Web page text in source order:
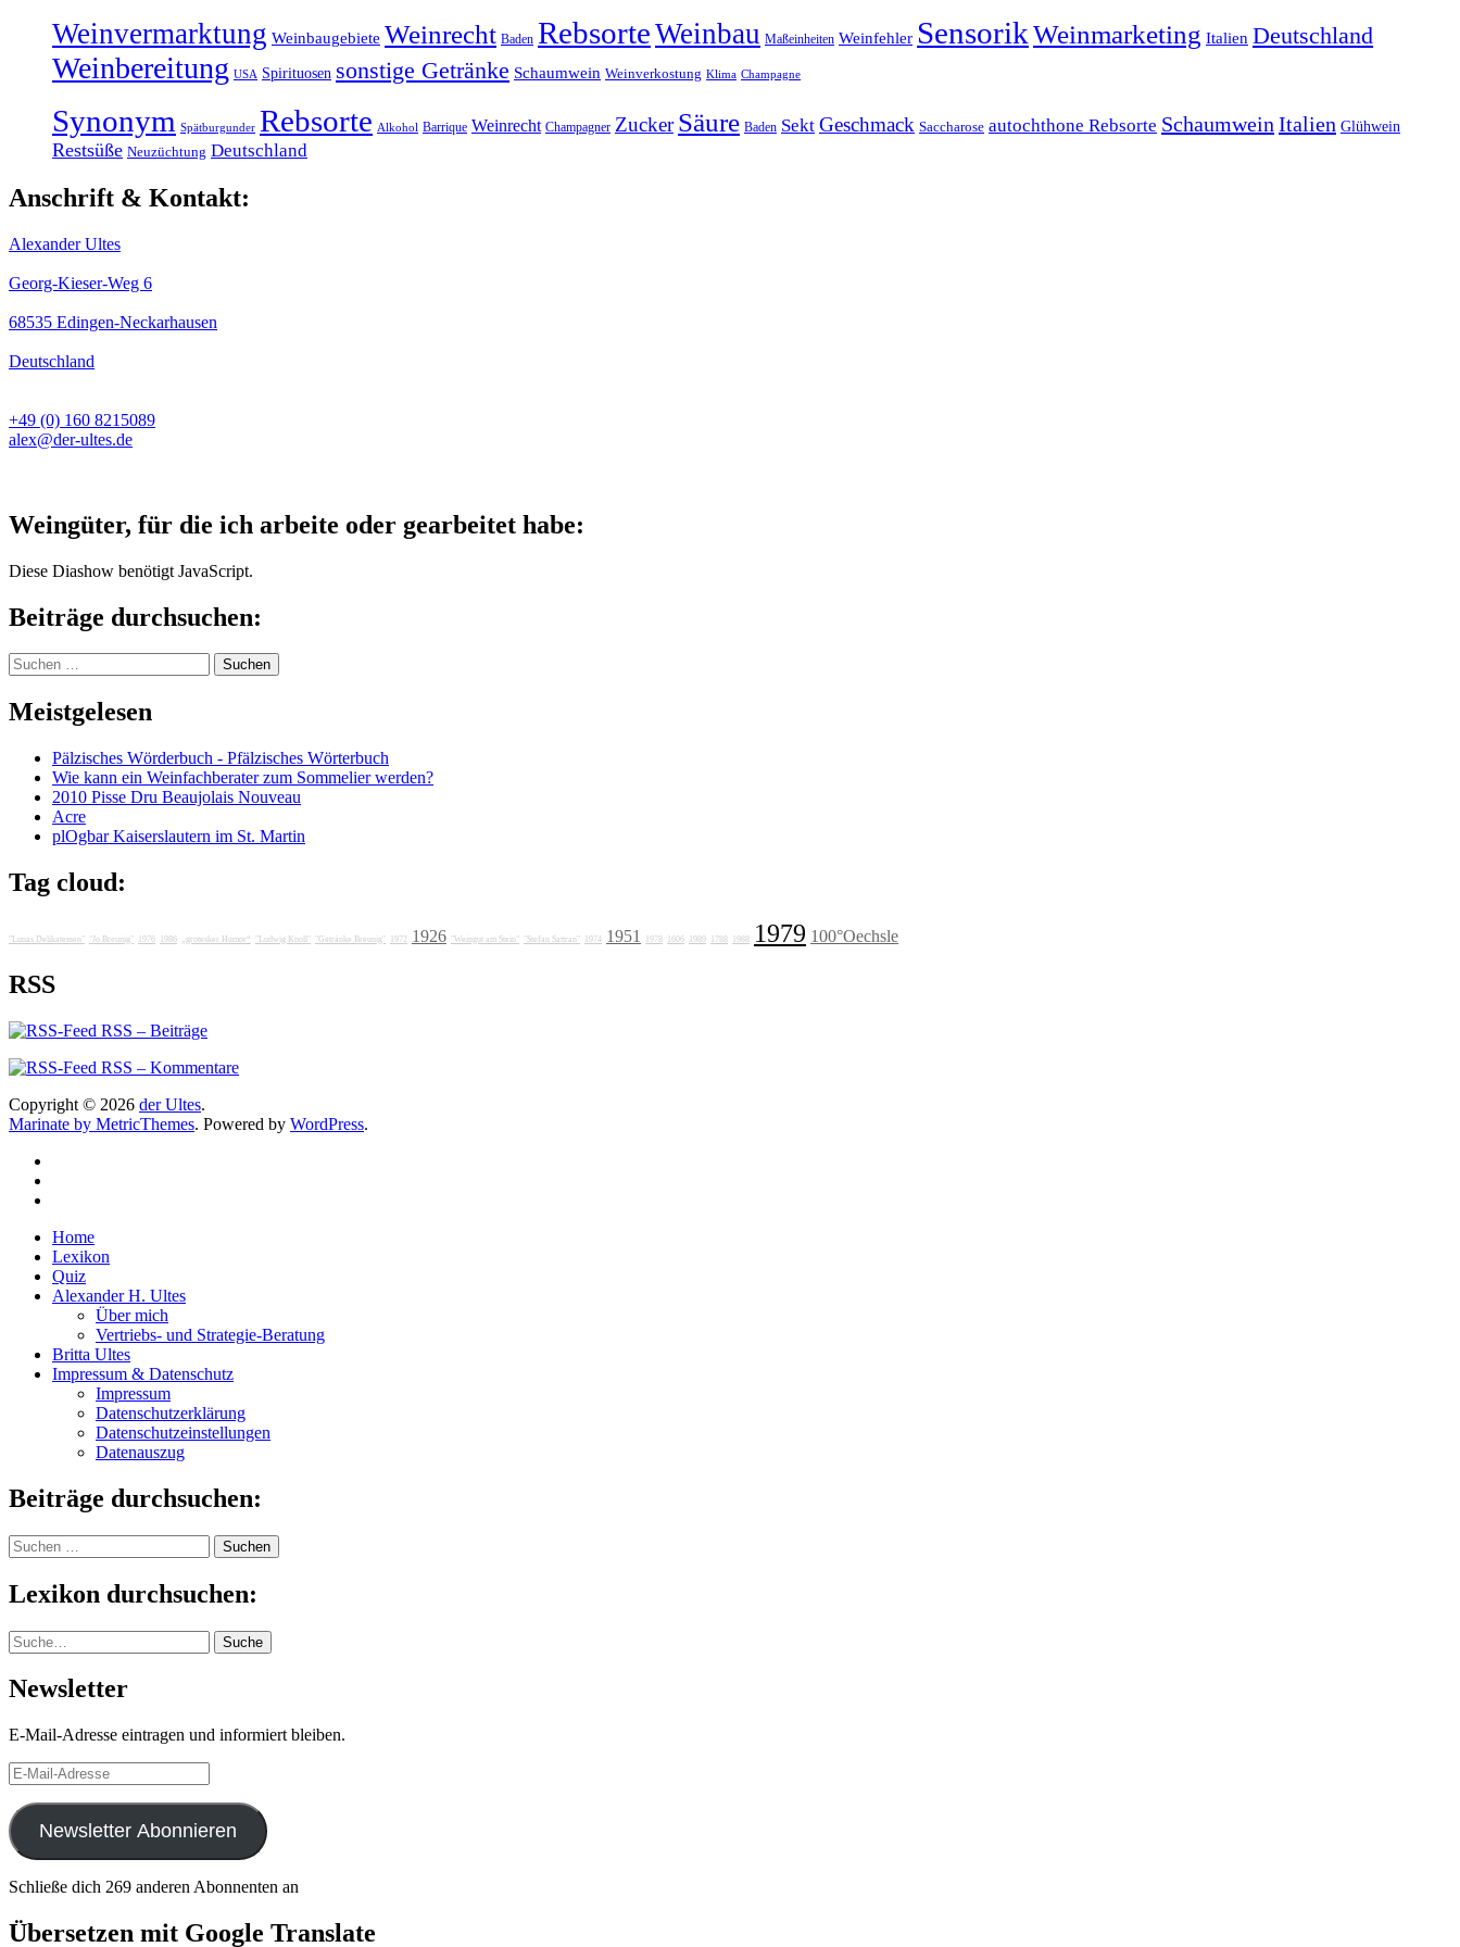
Weinvermarktung Weinbaugebiete Weinrecht Baden RebsorteWeinbau Maßeinheiten Weinfehler SensorikWeinmarketing Italien Deutschland
Weinbereitung USA Spirituosen sonstige Getränke Schaumwein Weinverkostung Klima Champagne
Synonym Spätburgunder Rebsorte Alkohol Barrique Weinrecht Champagner Zucker Säure Baden Sekt Geschmack Saccharose autochthone Rebsorte Schaumwein Italien Glühwein
Restsüße Neuzüchtung Deutschland
Anschrift & Kontakt:
Alexander Ultes
Georg-Kieser-Weg 6
68535 Edingen-Neckarhausen
Deutschland
+49 (0) 160 8215089
alex@der-ultes.de
Weingüter, für die ich arbeite oder gearbeitet habe:
Diese Diashow benötigt JavaScript.
Beiträge durchsuchen:
Suchen
nach:
Meistgelesen
Pälzisches Wörderbuch - Pfälzisches Wörterbuch
Wie kann ein Weinfachberater zum Sommelier werden?
2010 Pisse Dru Beaujolais Nouveau
Acre
plOgbar Kaiserslautern im St. Martin
Tag cloud:
"Lunas Delikatessen" "Jo Breunig" 1976 1986 „grotesker Humor“ "Ludwig Knoll" "Getränke Breunig" 1972 1926 "Weingut am Stein" "Stefan Sattran" 1974 1951 1978 1606 1989 1788 1988 1979 100°Oechsle
RSS
RSS – Beiträge
RSS – Kommentare
Copyright © 2026 der Ultes.
Marinate by MetricThemes. Powered by WordPress.
Home
Lexikon
Quiz
Alexander H. Ultes
Über mich
Vertriebs- und Strategie-Beratung
Britta Ultes
Impressum & Datenschutz
Impressum
Datenschutzerklärung
Datenschutzeinstellungen
Datenauszug
Beiträge durchsuchen:
Suchen
nach:
Lexikon durchsuchen:
Suche Suche
Newsletter
E-Mail-Adresse eintragen und informiert bleiben.
E-
Mail-
Adresse
Newsletter Abonnieren
Schließe dich 269 anderen Abonnenten an
Übersetzen mit Google Translate